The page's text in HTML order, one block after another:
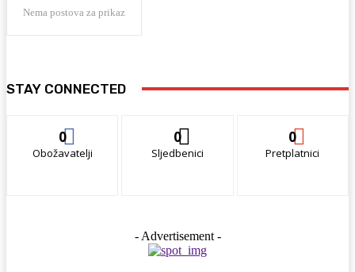
Nema postova za prikaz
STAY CONNECTED
0
Obožavatelji
0
Sljedbenici
0
Pretplatnici
- Advertisement -